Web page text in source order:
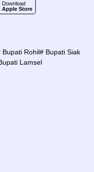
Download
Apple Store
Bupati Rohil# Bupati Siak
Lamsel